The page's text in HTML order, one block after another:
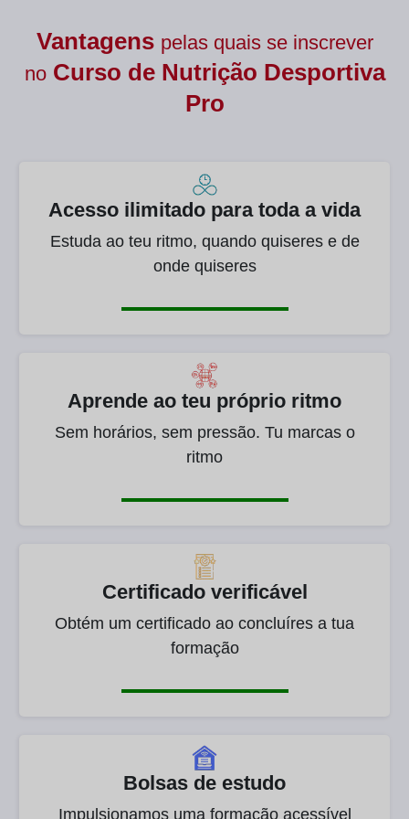
Vantagens pelas quais se inscrever
noCurso de Nutrição Desportiva
Pro
Acesso ilimitado para toda a vida
Estuda ao teu ritmo, quando quiseres e de
onde quiseres
Aprende ao teu próprio ritmo
Sem horários, sem pressão. Tu marcas o
ritmo
Certificado verificável
Obtém um certificado ao concluíres a tua
formação
Bolsas de estudo
Impulsionamos uma formação acessível